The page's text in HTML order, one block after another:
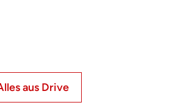
aus Drive